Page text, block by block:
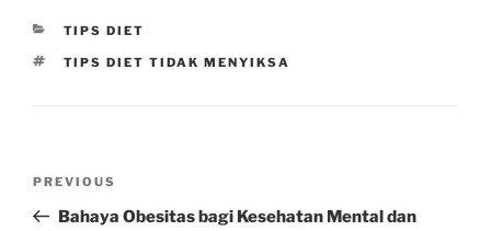
CATEGORIES
TIPS DIET
TAGS
TIPS DIET TIDAK MENYIKSA
Previous
Post
PREVIOUS
Bahaya Obesitas bagi Kesehatan Mental dan